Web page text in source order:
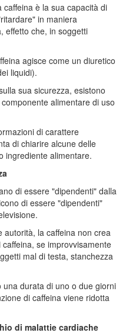
caffeina è la sua capacità di
in maniera
effetto che, in soggetti
agisce come un diuretico
liquidi).
sua sicurezza, esistono
alimentare di uso
di carattere
di chiarire alcune delle
ingrediente alimentare.
di essere "dipendenti" dalla
di essere "dipendenti"
la caffeina non crea
se improvvisamente
mal di testa, stanchezza
durata di uno o due giorni
di caffeina viene ridotta
di malattie cardiache